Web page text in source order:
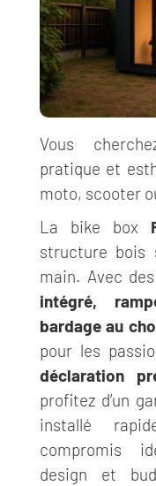
Vous
pratique et
moto, scooter
La bike box
structure bois
main. Avec
intégré,
bardage au
pour les
déclaration
profitez d’un
installé
compromis
design et